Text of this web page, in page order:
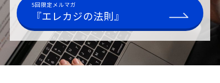
5回限定メルマガ
『エレカジの法則』